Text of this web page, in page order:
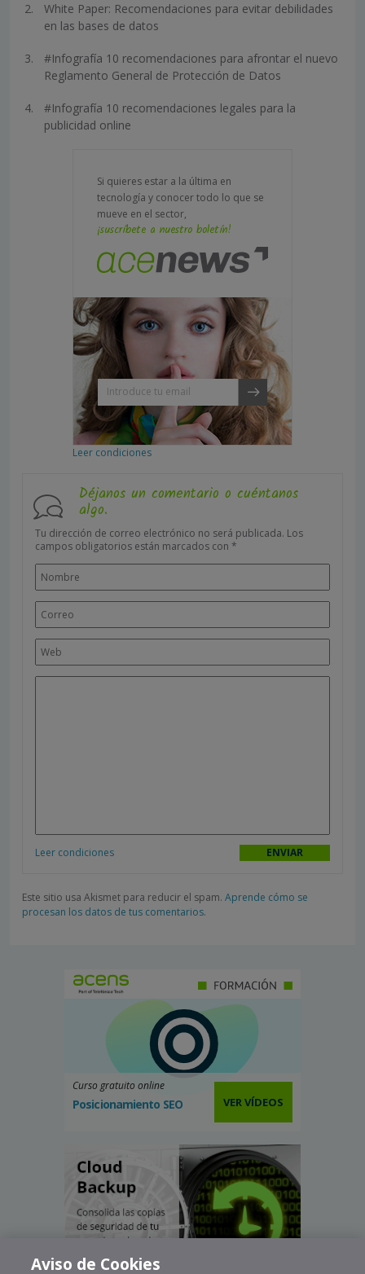
White Paper: Recomendaciones para evitar debilidades
en las bases de datos
#Infografía 10 recomendaciones para afrontar el nuevo
Reglamento General de Protección de Datos
#Infografía 10 recomendaciones legales para la
publicidad online
Si quieres estar a la última en
tecnología y conocer todo lo que se
mueve en el sector,
¡suscríbete a nuestro boletín!
Leer condiciones
Déjanos un comentario o cuéntanos
algo.
Tu dirección de correo electrónico no será publicada. Los
campos obligatorios están marcados con *
Leer condiciones
Este sitio usa Akismet para reducir el spam. Aprende cómo se
procesan los datos de tus comentarios.
Curso gratuito online
Posicionamiento SEO VER VÍDEOS
Aviso de Cookies